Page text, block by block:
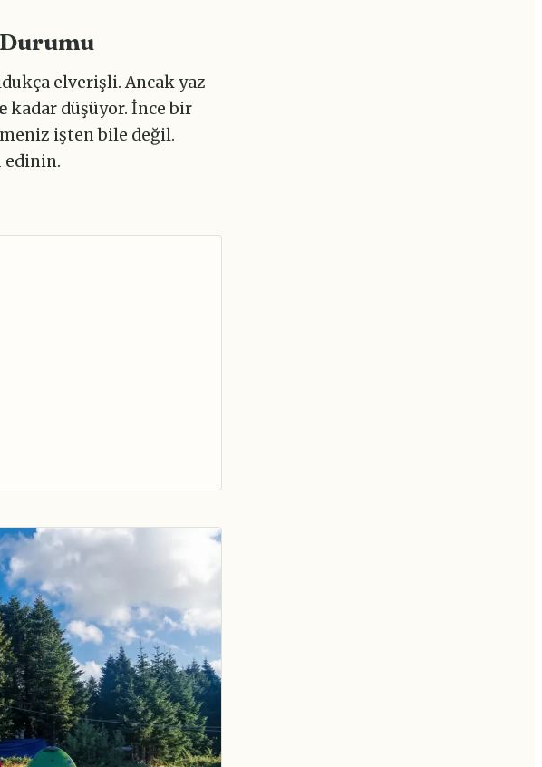
elverişli. Ancak yaz
kadar düşüyor. İnce bir
işten bile değil.
edinin.